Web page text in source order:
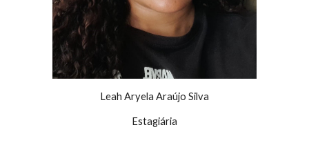
Leah Aryela Araújo Silva
Estagiária